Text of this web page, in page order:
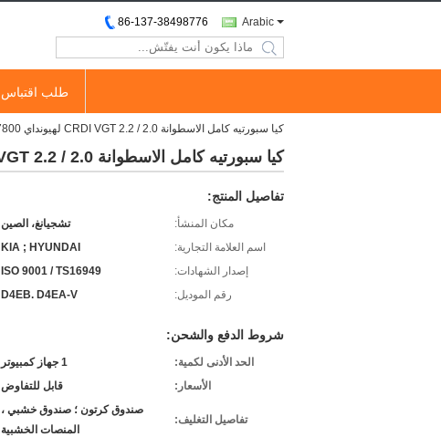
Arabic
86-137-38498776
search
طلب اقتباس
كيا سبورتيه كامل الاسطوانة 2.0 / 2.2 CRDI VGT لهيونداي D4EB 22100-27800 أوروبا نوع 35 مم
كيا سبورتيه كامل الاسطوانة 2.0 / 2.2 CRDI VGT لهيونداي D4EB 22100-27800 أوروبا نوع 35 مم
تفاصيل المنتج:
مكان المنشأ:
تشجيانغ، الصين
اسم العلامة التجارية:
KIA ; HYUNDAI
إصدار الشهادات:
ISO 9001 / TS16949
رقم الموديل:
D4EB. D4EA-V
شروط الدفع والشحن:
الحد الأدنى لكمية:
1 جهاز كمبيوتر
الأسعار:
قابل للتفاوض
تفاصيل التغليف:
صندوق كرتون ؛ صندوق خشبي ،
المنصات الخشبية